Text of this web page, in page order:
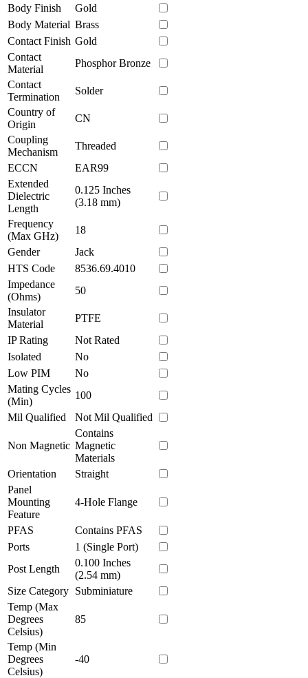
Body Finish
Gold
Body Material Brass
Contact Finish Gold
Contact
Material
Phosphor Bronze
Contact
Termination
Solder
Country of
Origin
CN
Coupling
Mechanism
Threaded
ECCN
EAR99
Extended
Dielectric
Length
0.125 Inches
(3.18 mm)
Frequency
(Max GHz)
18
Gender
Jack
HTS Code
8536.69.4010
Impedance
(Ohms)
50
Insulator
Material
PTFE
IP Rating
Not Rated
Isolated
No
Low PIM
No
Mating Cycles
(Min)
100
Mil Qualified
Not Mil Qualified
Non Magnetic
Contains
Magnetic
Materials
Orientation
Straight
Panel
Mounting
Feature
4-Hole Flange
PFAS
Contains PFAS
Ports
1 (Single Port)
Post Length
0.100 Inches
(2.54 mm)
Size Category Subminiature
Temp (Max
Degrees
Celsius)
85
Temp (Min
Degrees
Celsius)
-40